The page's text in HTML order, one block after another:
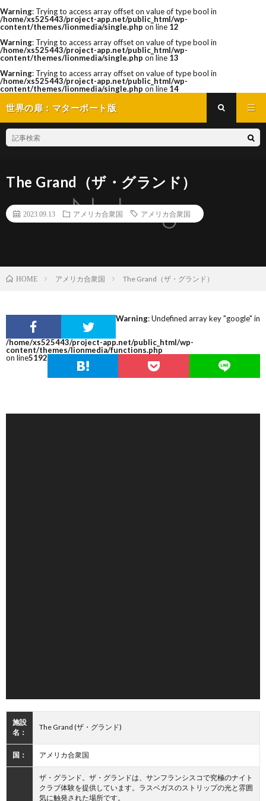
Warning: Trying to access array offset on value of type bool in
/home/xs525443/project-app.net/public_html/wp-
content/themes/lionmedia/single.php on line 12
Warning: Trying to access array offset on value of type bool in
/home/xs525443/project-app.net/public_html/wp-
content/themes/lionmedia/single.php on line 13
Warning: Trying to access array offset on value of type bool in
/home/xs525443/project-app.net/public_html/wp-
content/themes/lionmedia/single.php on line 14
世界の扉：マターポート版
The Grand（ザ・グランド）
2023.09.13 アメリカ合衆国 アメリカ合衆国
HOME アメリカ合衆国 The Grand（ザ・グランド）
Warning: Undefined array key "google" in
/home/xs525443/project-app.net/public_html/wp-
content/themes/lionmedia/functions.php
on line5192
施設
名：
The Grand (ザ・グランド)
国： アメリカ合衆国
ザ・グランド。ザ・グランドは、サンフランシスコで究極のナイト
クラブ体験を提供しています。ラスベガスのストリップの光と雰囲
気に触発された場所です。